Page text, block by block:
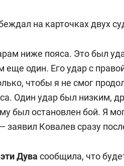
на карточках двух
ниже пояса. Это был
еще один. Его удар с
чтобы я не смог
Один удар был низким,
был остановлен бой. Я
Ковалев сразу
Дува сообщила, что